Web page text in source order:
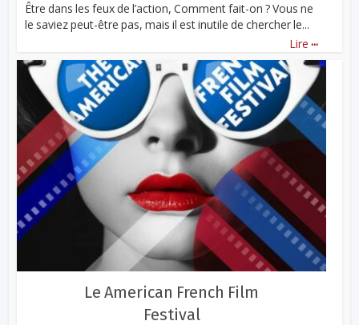
Être dans les feux de l’action, Comment fait-on ? Vous ne
le saviez peut-être pas, mais il est inutile de chercher le...
Lire ...
Le American French Film
Festival